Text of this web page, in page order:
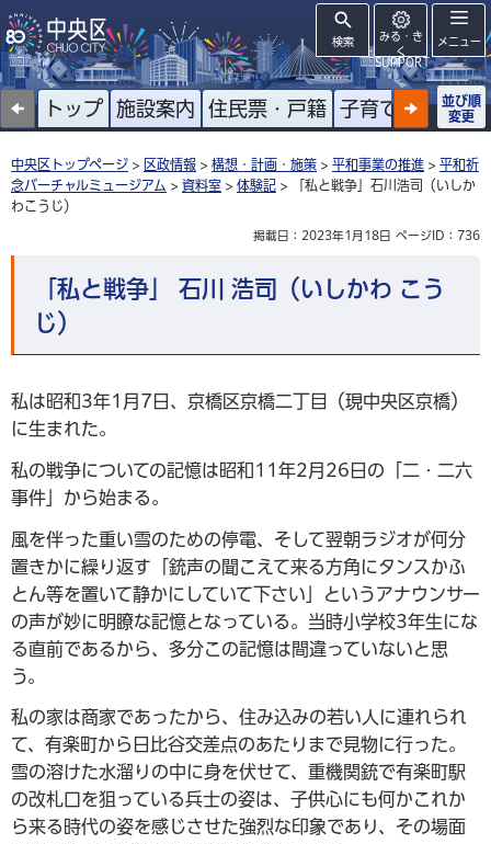
検索
みる・き
く
SUPPORT
メニュー
トップ 施設案内 住民票・戸籍 子育て 高齢者
並び順
変更
中央区トップページ > 区政情報 > 構想・計画・施策 > 平和事業の推進 > 平和祈
念バーチャルミュージアム > 資料室 > 体験記 > 「私と戦争」石川浩司（いしか
わこうじ）
掲載日：2023年1月18日 ページID：736
「私と戦争」 石川 浩司（いしかわ こう
じ）
私は昭和3年1月7日、京橋区京橋二丁目（現中央区京橋）
に生まれた。
私の戦争についての記憶は昭和11年2月26日の「二・二六
事件」から始まる。
風を伴った重い雪のための停電、そして翌朝ラジオが何分
置きかに繰り返す「銃声の聞こえて来る方角にタンスかふ
とん等を置いて静かにしていて下さい」というアナウンサー
の声が妙に明瞭な記憶となっている。当時小学校3年生にな
る直前であるから、多分この記憶は間違っていないと思
う。
私の家は商家であったから、住み込みの若い人に連れられ
て、有楽町から日比谷交差点のあたりまで見物に行った。
雪の溶けた水溜りの中に身を伏せて、重機関銃で有楽町駅
の改札口を狙っている兵士の姿は、子供心にも何かこれか
ら来る時代の姿を感じさせた強烈な印象であり、その場面